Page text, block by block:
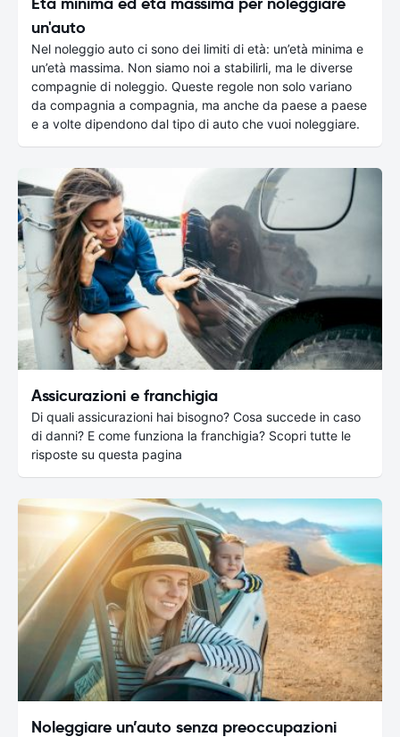
un'auto
Nel noleggio auto ci sono dei limiti di età: un’età minima e
un’età massima. Non siamo noi a stabilirli, ma le diverse
compagnie di noleggio. Queste regole non solo variano
da compagnia a compagnia, ma anche da paese a paese
e a volte dipendono dal tipo di auto che vuoi noleggiare.
Assicurazioni e franchigia
Di quali assicurazioni hai bisogno? Cosa succede in caso
di danni? E come funziona la franchigia? Scopri tutte le
risposte su questa pagina
Noleggiare un’auto senza preoccupazioni